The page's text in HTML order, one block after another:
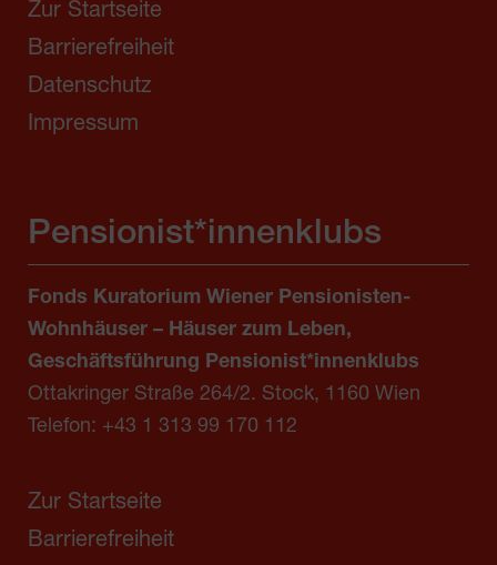
Zur Startseite
Barrierefreiheit
Datenschutz
Impressum
Pensionist*innenklubs
Fonds Kuratorium Wiener Pensionisten-
Wohnhäuser – Häuser zum Leben,
Geschäftsführung Pensionist*innenklubs
Ottakringer Straße 264/2. Stock, 1160 Wien
Telefon: +43 1 313 99 170 112
Zur Startseite
Barrierefreiheit